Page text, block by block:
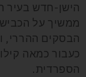
הישן-חדש בעיר
כעבור כמאה
הספרדית.